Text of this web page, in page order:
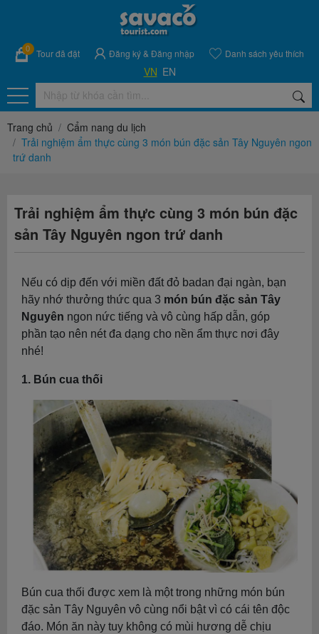
0 Tour đã đặt Đăng ký& Đăng nhập Danh sách yêu thích
VN EN
Trang chủ
Cẩm nang du lịch
Trải nghiệm ẩm thực cùng 3 món bún đặc sản Tây Nguyên ngon
trứ danh
Trải nghiệm ẩm thực cùng 3 món bún đặc
sản Tây Nguyên ngon trứ danh
Nếu có dịp đến với miền đất đỏ badan đại ngàn, bạn
hãy nhớ thưởng thức qua 3 món bún đặc sản Tây
Nguyên ngon nức tiếng và vô cùng hấp dẫn, góp
phần tạo nên nét đa dạng cho nền ẩm thực nơi đây
nhé!
1. Bún cua thối
Bún cua thối được xem là một trong những món bún
đặc sản Tây Nguyên vô cùng nổi bật vì có cái tên độc
đáo. Món ăn này tuy không có mùi hương dễ chịu